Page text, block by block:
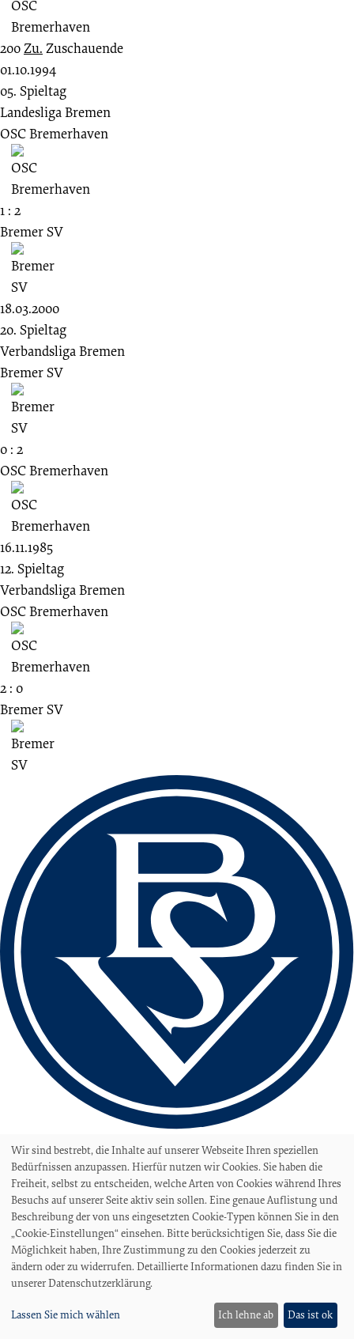
200 Zu. Zuschauende
01.10.1994
05. Spieltag
Landesliga Bremen
OSC Bremerhaven
1 : 2
Bremer SV
18.03.2000
20. Spieltag
Verbandsliga Bremen
Bremer SV
0 : 2
OSC Bremerhaven
16.11.1985
12. Spieltag
Verbandsliga Bremen
OSC Bremerhaven
2 : 0
Bremer SV
love football
hate racism!
Erstellt aus Liebe zum Sport vonkooperative web
Stadion
Stadion am Panzenberg
Sportanlage Hohweg
Stadionordnung
Fans
Wir sind bestrebt, die Inhalte auf unserer Webseite Ihren speziellen
Bedürfnissen anzupassen. Hierfür nutzen wir Cookies. Sie haben die
Freiheit, selbst zu entscheiden, welche Arten von Cookies während Ihres
Besuchs auf unserer Seite aktiv sein sollen. Eine genaue Auflistung und
Beschreibung der von uns eingesetzten Cookie-Typen können Sie in den
„Cookie-Einstellungen“ einsehen. Bitte berücksichtigen Sie, dass Sie die
Möglichkeit haben, Ihre Zustimmung zu den Cookies jederzeit zu
ändern oder zu widerrufen. Detaillierte Informationen dazu finden Sie in
unserer Datenschutzerklärung.
Lassen Sie mich wählen Ich lehne ab Das ist ok